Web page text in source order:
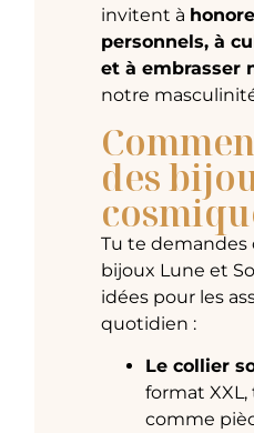
invitent à
personnels, à
et à embrasser
notre
des
Tu te
bijoux Lune et
idées pour les
quotidien :
Le collier
format
comme